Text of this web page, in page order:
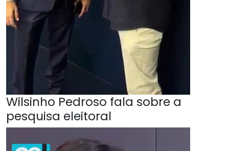
Wilsinho Pedroso fala sobre a
pesquisa eleitoral